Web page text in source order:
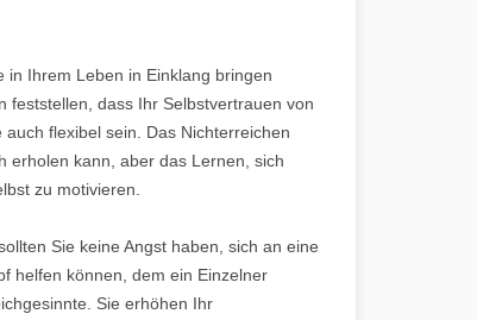
in Ihrem Leben in Einklang bringen
feststellen, dass Ihr Selbstvertrauen von
flexibel sein. Das Nichterreichen
erholen kann, aber das Lernen, sich
zu motivieren.
Sie keine Angst haben, sich an eine
helfen können, dem ein Einzelner
Sie erhöhen Ihr